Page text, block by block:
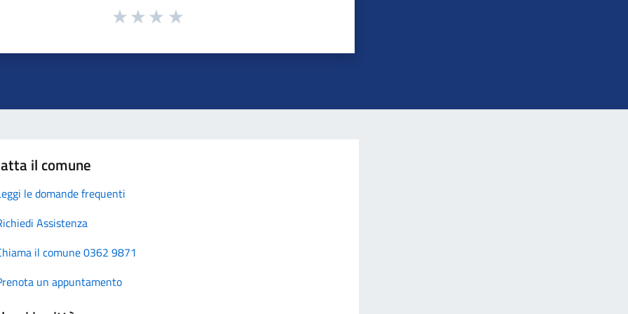
il comune
le domande frequenti
Assistenza
il comune 0362 9871
un appuntamento